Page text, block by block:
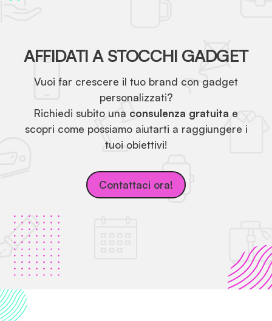
AFFIDATI A STOCCHI GADGET
Vuoi far crescere il tuo brand con gadget
personalizzati?
Richiedi subito una consulenza gratuita e
scopri come possiamo aiutarti a raggiungere i
tuoi obiettivi!
Contattaci ora!